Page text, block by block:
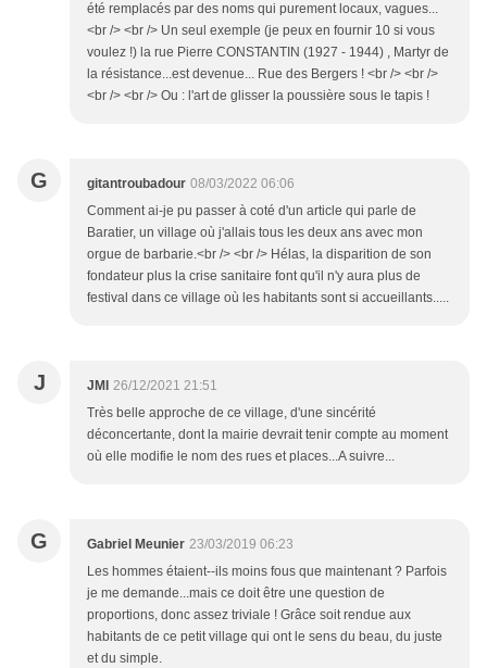
été remplacés par des noms qui purement locaux, vagues...
<br /> <br /> Un seul exemple (je peux en fournir 10 si vous
voulez !) la rue Pierre CONSTANTIN (1927 - 1944) , Martyr de
la résistance...est devenue... Rue des Bergers ! <br /> <br />
<br /> <br /> Ou : l'art de glisser la poussière sous le tapis !
G gitantroubadour 08/03/2022 06:06
Comment ai-je pu passer à coté d'un article qui parle de
Baratier, un village où j'allais tous les deux ans avec mon
orgue de barbarie.<br /> <br /> Hélas, la disparition de son
fondateur plus la crise sanitaire font qu'il n'y aura plus de
festival dans ce village où les habitants sont si accueillants.....
J JMI
26/12/2021 21:51
Très belle approche de ce village, d'une sincérité
déconcertante, dont la mairie devrait tenir compte au moment
où elle modifie le nom des rues et places...A suivre...
G Gabriel Meunier 23/03/2019 06:23
Les hommes étaient--ils moins fous que maintenant ? Parfois
je me demande...mais ce doit être une question de
proportions, donc assez triviale ! Grâce soit rendue aux
habitants de ce petit village qui ont le sens du beau, du juste
et du simple.